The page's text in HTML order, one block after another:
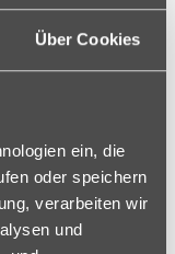
Über Cookies
ein, die
oder speichern
verarbeiten wir
und
Kraft
der geliebte
Wohn-
ist. Dafür